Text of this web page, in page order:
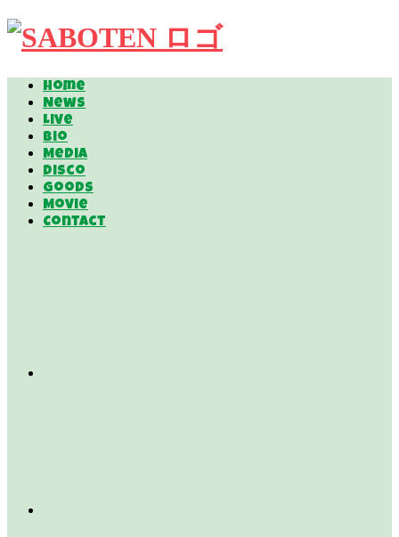
Home
News
Live
Bio
Media
Disco
Goods
Movie
Contact